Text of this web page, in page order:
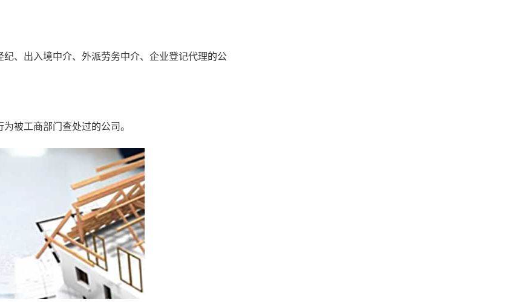
、出入境中介、外派劳务中介、企业登记代理的公
被工商部门查处过的公司。